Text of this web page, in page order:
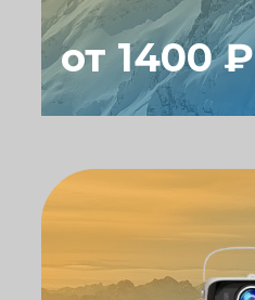
от 1400 ₽